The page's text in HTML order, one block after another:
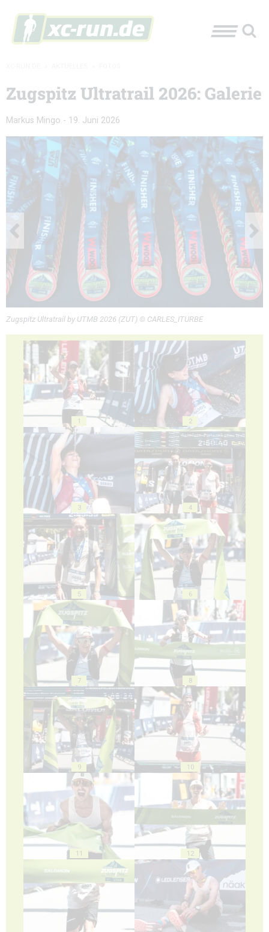
Zugspitz Ultratrail 2026: Galerie
Markus Mingo - 19. Juni 2026
Zugspitz Ultratrail by UTMB 2026 (ZUT) © CARLES_ITURBE
1 2
3 4
5 6
7 8
9 10
11 12